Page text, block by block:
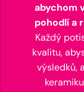
abychom
pohodlí a
Každý
kvalitu,
výsledků,